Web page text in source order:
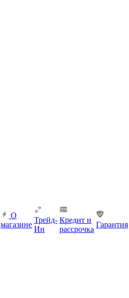
О
магазине
Трейд-
Ин
Кредит и
рассрочка
Гарантия